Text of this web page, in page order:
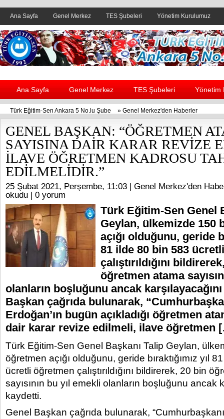
Ana Sayfa Genel Merkez TES Şubeleri Yönetim Kurulumuz
Header yanı reklam alanı
Ana Sayfa Genel Merkez TES Şubeleri Yönetim
Türk Eğitim-Sen Ankara 5 No.lu Şube » Genel Merkez'den Haberler
GENEL BAŞKAN: “ÖĞRETMEN
SAYISINA DAİR KARAR REVİZE
İLAVE ÖĞRETMEN KADROSU
EDİLMELİDİR.”
25 Şubat 2021, Perşembe, 11:03 | Genel Merkez'den
okudu | 0 yorum
Türk Eğitim-Sen Genel
Geylan, ülkemizde 150
açığı olduğunu, geride
81 ilde 80 bin 583
çalıştırıldığını
öğretmen atama
olanların boşluğunu ancak
Başkan çağrıda bulunarak,
Erdoğan’ın bugün açıkladığı öğretmen
dair karar revize edilmeli, ilave öğretmen
Türk Eğitim-Sen Genel Başkanı Talip Geylan,
öğretmen açığı olduğunu, geride bıraktığımız yıl
ücretli öğretmen çalıştırıldığını bildirerek, 20 bin
sayısının bu yıl emekli olanların boşluğunu ancak
kaydetti.
Genel Başkan çağrıda bulunarak, “Cumhurbaşkanı